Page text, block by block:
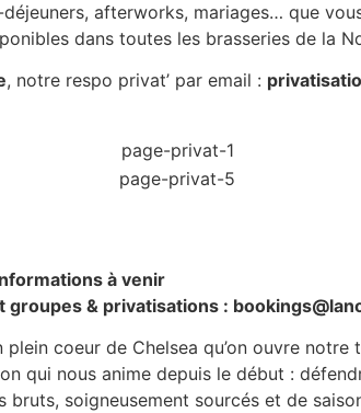
afterworks, mariages… que
dans toutes les brasseries de la
, notre respo privat’ par email :
à venir
groupes & privatisations :
plein coeur de Chelsea qu’on ouvre
qui nous anime depuis le début :
bruts, soigneusement sourcés et de